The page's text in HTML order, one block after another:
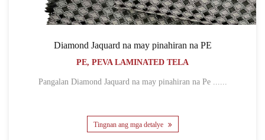
Diamond Jaquard na may pinahiran na PE
PE, PEVA LAMINATED TELA
Pangalan Diamond Jaquard na may pinahiran na Pe ......
Tingnan ang mga detalye